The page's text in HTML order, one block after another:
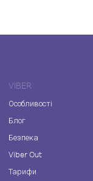
VIBER
Особливості
Блог
Безпека
Viber Out
Тарифи